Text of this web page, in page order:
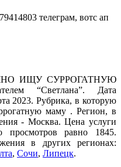
телеграм, вотс ап
ИЩУ СУРРОГАТНУЮ
“Светлана”. Дата
2023. Рубрика, в которую
маму . Регион, в
- Москва. Цена услуги
просмотров равно 1845.
в других регионах:
, Сочи, Липецк.